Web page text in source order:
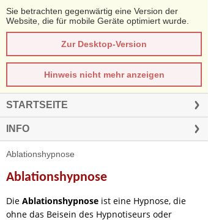
Sie betrachten gegenwärtig eine Version der
Website, die für mobile Geräte optimiert wurde.
Zur Desktop-Version
Hinweis nicht mehr anzeigen
STARTSEITE
INFO
Ablationshypnose
Ablationshypnose
Die Ablationshypnose ist eine Hypnose, die
ohne das Beisein des Hypnotiseurs oder